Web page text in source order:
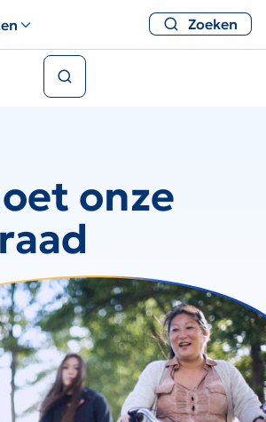
Zoeken
onze